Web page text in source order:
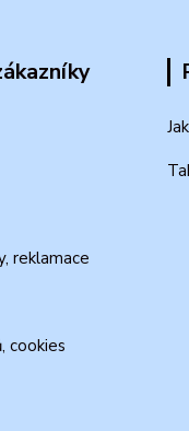
reklamace
cookies